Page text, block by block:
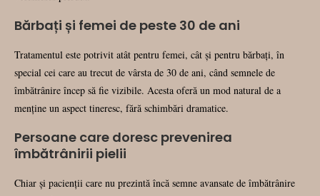
Bărbați și femei de peste 30 de ani
Tratamentul este potrivit atât pentru femei, cât și pentru bărbați, în
special cei care au trecut de vârsta de 30 de ani, când semnele de
îmbătrânire încep să fie vizibile. Acesta oferă un mod natural de a
menține un aspect tineresc, fără schimbări dramatice.
Persoane care doresc prevenirea
îmbătrânirii pielii
Chiar și pacienții care nu prezintă încă semne avansate de îmbătrânire